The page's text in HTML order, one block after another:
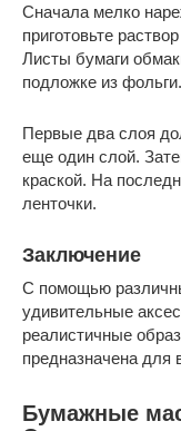
Сначала мелко
приготовьте
Листы бумаги
подложке из фольги.
Первые два слоя
еще один слой.
краской. На
ленточки.
Заключение
С помощью
удивительные
реалистичные
предназначена для
Бумажные